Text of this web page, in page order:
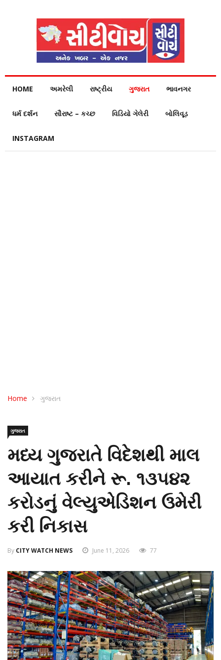
HOME અમરેલી રાષ્ટ્રીય ગુજરાત ભાવનગર
ધર્મ દર્શન સૌરાષ્ટ – કચ્છ વિડિયો ગેલેરી બોલિવૂડ
INSTAGRAM
Home ગુજરાત
ગુજરાત
મધ્ય ગુજરાતે વિદેશથી માલ
આયાત કરીને રૂ. ૧૩૫૪૨
કરોડનું વેલ્યુએડિશન ઉમેરી
કરી નિકાસ
By CITY WATCH NEWS June 11, 2026 77